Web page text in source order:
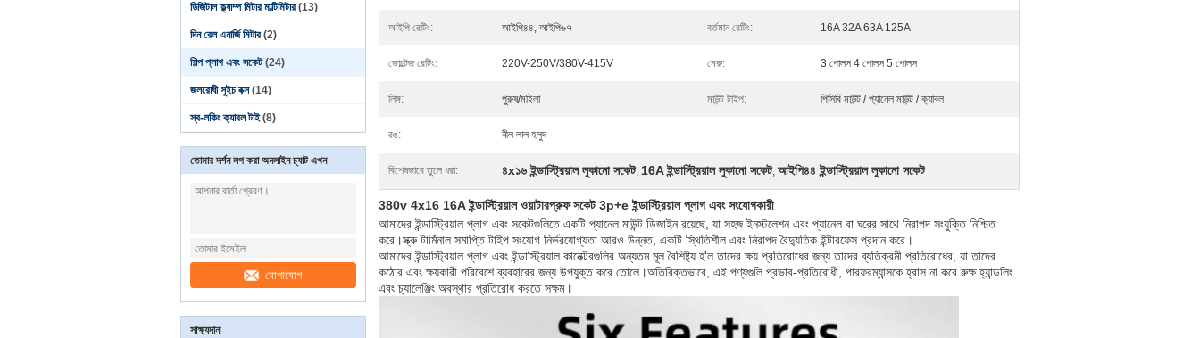
ডিজিটাল ক্ল্যাম্প মিটার মাল্টিমিটার (13)
দিন রেল এনার্জি মিটার (2)
শিল্প প্লাগ এবং সকেট (24)
জলরোধী সুইচ বক্স (14)
স্ব-লকিং ক্যাবল টাই (8)
তোমার দর্শন লগ করা অনলাইন চ্যাট এখন
যোগাযোগ
সাক্ষ্যদান
আইপি রেটিং: আইপি৪৪, আইপি৬৭ বর্তমান রেটিং: 16A 32A 63A 125A
ভোল্টেজ রেটিং: 220V-250V/380V-415V মেরু: 3 পোলস 4 পোলস 5 পোলস
লিঙ্গ: পুরুষ/মহিলা মাউন্ট টাইপ: পিসিবি মাউন্ট / প্যানেল মাউন্ট / ক্যাবল
রঙ: নীল লাল হলুদ
বিশেষভাবে তুলে ধরা: ৪x১৬ ইন্ডাস্ট্রিয়াল লুকানো সকেট, 16A ইন্ডাস্ট্রিয়াল লুকানো সকেট, আইপি৪৪ ইন্ডাস্ট্রিয়াল লুকানো সকেট
380v 4x16 16A ইন্ডাস্ট্রিয়াল ওয়াটারপ্রুফ সকেট 3p+e ইন্ডাস্ট্রিয়াল প্লাগ এবং সংযোগকারী
আমাদের ইন্ডাস্ট্রিয়াল প্লাগ এবং সকেটগুলিতে একটি প্যানেল মাউন্ট ডিজাইন রয়েছে, যা সহজ ইনস্টলেশন এবং প্যানেল বা ঘরের সাথে নিরাপদ সংযুক্তি নিশ্চিত
করে।স্ক্রু টার্মিনাল সমাপ্তি টাইপ সংযোগ নির্ভরযোগ্যতা আরও উন্নত, একটি স্থিতিশীল এবং নিরাপদ বৈদ্যুতিক ইন্টারফেস প্রদান করে।
আমাদের ইন্ডাস্ট্রিয়াল প্লাগ এবং ইন্ডাস্ট্রিয়াল কানেক্টরগুলির অন্যতম মূল বৈশিষ্ট্য হ'ল তাদের ক্ষয় প্রতিরোধের জন্য তাদের ব্যতিক্রমী প্রতিরোধের, যা তাদের
কঠোর এবং ক্ষয়কারী পরিবেশে ব্যবহারের জন্য উপযুক্ত করে তোলে।অতিরিক্তভাবে, এই পণ্যগুলি প্রভাব-প্রতিরোধী, পারফরম্যান্সকে হ্রাস না করে রুক্ষ হ্যান্ডলিং
এবং চ্যালেঞ্জিং অবস্থার প্রতিরোধ করতে সক্ষম।